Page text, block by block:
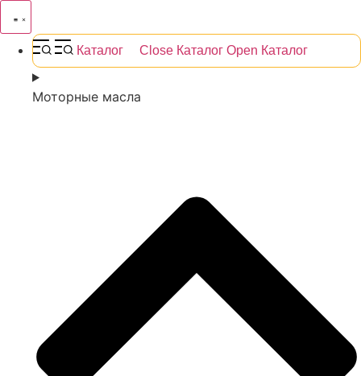
Каталог Close Каталог Open Каталог
Моторные масла